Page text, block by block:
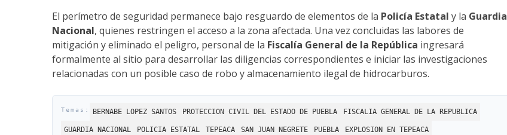
El perímetro de seguridad permanece bajo resguardo de elementos de la Policía Estatal y la Guardia
Nacional, quienes restringen el acceso a la zona afectada. Una vez concluidas las labores de
mitigación y eliminado el peligro, personal de la Fiscalía General de la República ingresará
formalmente al sitio para desarrollar las diligencias correspondientes e iniciar las investigaciones
relacionadas con un posible caso de robo y almacenamiento ilegal de hidrocarburos.
BERNABE LOPEZ SANTOS PROTECCION CIVIL DEL ESTADO DE PUEBLA FISCALIA GENERAL DE LA REPUBLICA
GUARDIA NACIONAL POLICIA ESTATAL TEPEACA SAN JUAN NEGRETE PUEBLA EXPLOSION EN TEPEACA